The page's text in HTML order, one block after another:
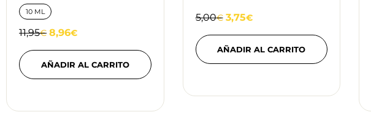
10 ML
11,95€ 8,96€
AÑADIR AL CARRITO
5,00€ 3,75€
AÑADIR AL CARRITO